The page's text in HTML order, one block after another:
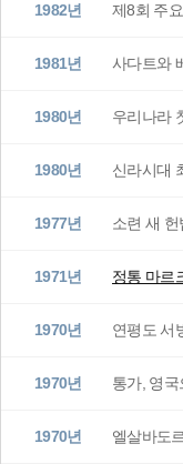
1982년 제8회 주
1981년 사다트와
1980년 우리나라
1980년 신라시대
1977년 소련 새 헌
1971년 정통 마르
1970년 연평도 서
1970년 통가, 영국
1970년 엘살바도